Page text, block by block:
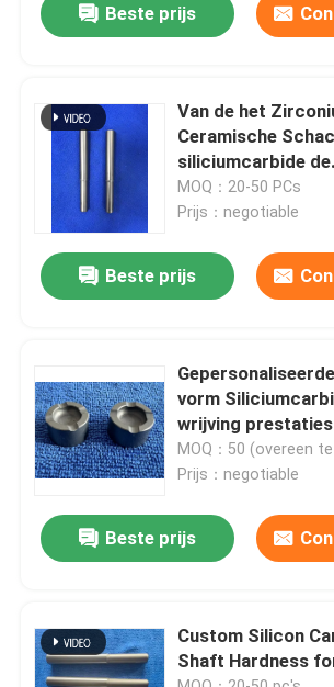
Producten
Over ons
Kwaliteitscontrole
Neem contact met ons op
Verzoek om een Citaat
608 Ceramische Lagers
Beste prijs
Van de het
Ceramische
siliciumcarbide de
Poolpomp
MOQ：20-50 PCs
Prijs：negotiable
Beste prijs
vorm
wrijving prestaties
MOQ：50 (overeen
Prijs：negotiable
Beste prijs
Custom Silicon
Shaft